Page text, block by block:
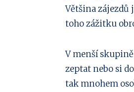
Většina zájezdů
toho zážitku
V menší
zeptat nebo si
tak mnohem